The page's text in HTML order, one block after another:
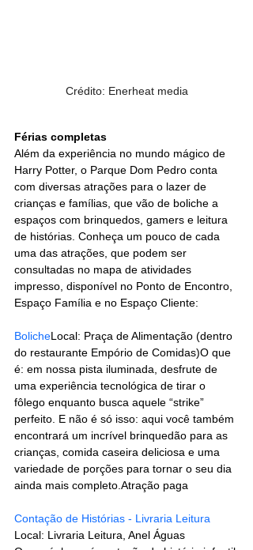
Crédito: Enerheat media
Férias completas
Além da experiência no mundo mágico de
Harry Potter, o Parque Dom Pedro conta
com diversas atrações para o lazer de
crianças e famílias, que vão de boliche a
espaços com brinquedos, gamers e leitura
de histórias. Conheça um pouco de cada
uma das atrações, que podem ser
consultadas no mapa de atividades
impresso, disponível no Ponto de Encontro,
Espaço Família e no Espaço Cliente:
BolicheLocal: Praça de Alimentação (dentro
do restaurante Empório de Comidas)O que
é: em nossa pista iluminada, desfrute de
uma experiência tecnológica de tirar o
fôlego enquanto busca aquele “strike”
perfeito. E não é só isso: aqui você também
encontrará um incrível brinquedão para as
crianças, comida caseira deliciosa e uma
variedade de porções para tornar o seu dia
ainda mais completo.Atração paga
Contação de Histórias - Livraria Leitura
Local: Livraria Leitura, Anel Águas